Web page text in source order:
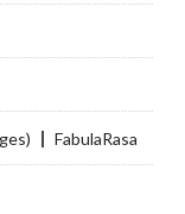
┃ FabulaRasa